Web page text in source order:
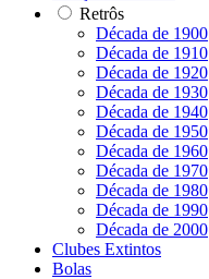
Retrôs
Década de 1900
Década de 1910
Década de 1920
Década de 1930
Década de 1940
Década de 1950
Década de 1960
Década de 1970
Década de 1980
Década de 1990
Década de 2000
Clubes Extintos
Bolas